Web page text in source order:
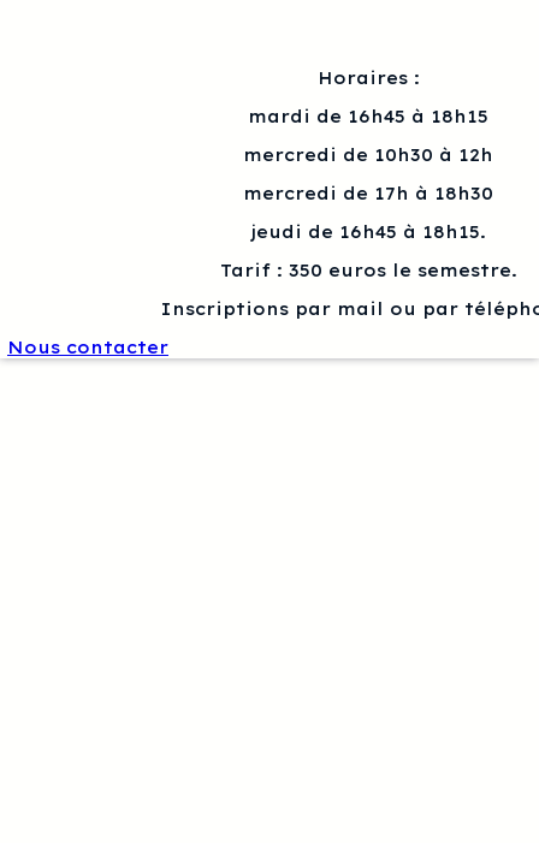
Horaires :
mardi de 16h45 à 18h15
mercredi de 10h30 à 12h
mercredi de 17h à 18h30
jeudi de 16h45 à 18h15.
Tarif : 350 euros le semestre.
Inscriptions par mail ou par
Nous contacter